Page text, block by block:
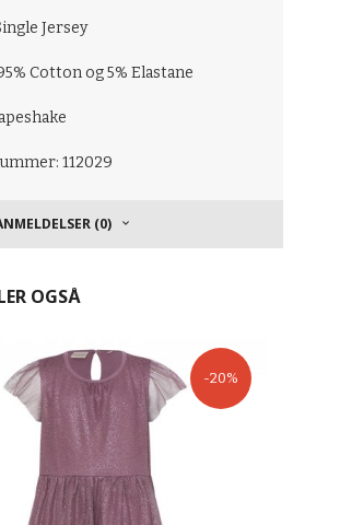
Jersey
Cotton og 5% Elastane
112029
(0)
OGSÅ
-20%